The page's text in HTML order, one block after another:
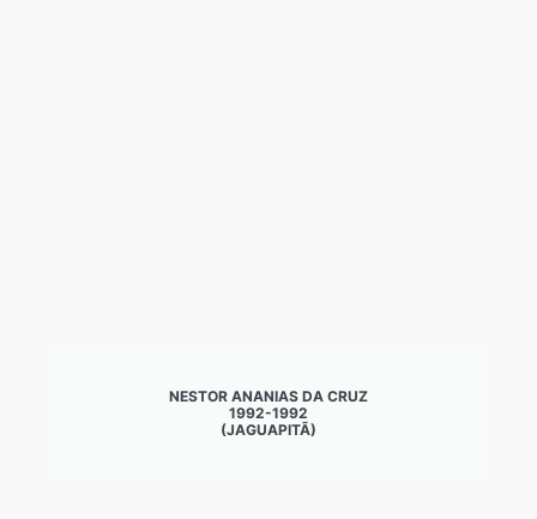
NESTOR ANANIAS DA CRUZ
1992-1992
(JAGUAPITÃ)